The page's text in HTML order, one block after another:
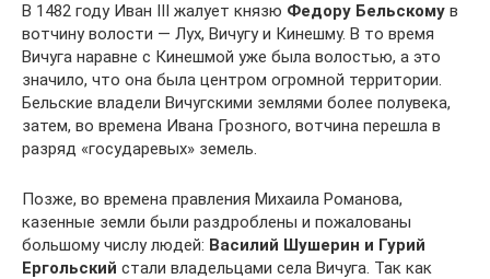
В 1482 году Иван III жалует князю Федору Бельскому в
вотчину волости — Лух, Вичугу и Кинешму. В то время
Вичуга наравне с Кинешмой уже была волостью, а это
значило, что она была центром огромной территории.
Бельские владели Вичугскими землями более полувека,
затем, во времена Ивана Грозного, вотчина перешла в
разряд «государевых» земель.
Позже, во времена правления Михаила Романова,
казенные земли были раздроблены и пожалованы
большому числу людей: Василий Шушерин и Гурий
Ергольский стали владельцами села Вичуга. Так как